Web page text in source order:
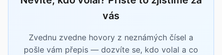
vás
Zvednu zvedne hovory z neznámých čísel a
pošle vám přepis — dozvíte se, kdo volal a co